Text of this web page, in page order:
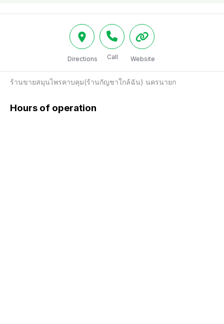
Directions Call Website
ร้านขายสมุนไพรคาบคุม(ร้านกัญชาใกล้ฉัน) นครนายก
Hours of operation